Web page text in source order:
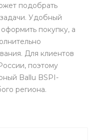
подобрать
Удобный
покупку, а
Для клиентов
поэтому
Ballu BSPI-
региона.